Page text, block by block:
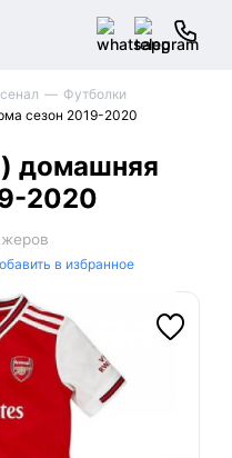
Футболки
сезон 2019-2020
домашняя
2020
в избранное